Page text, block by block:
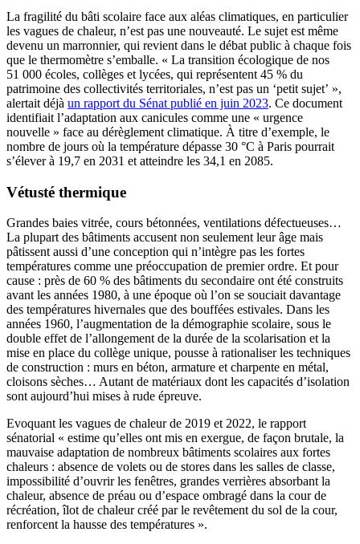
La fragilité du bâti scolaire face aux aléas climatiques, en particulier
les vagues de chaleur, n’est pas une nouveauté. Le sujet est même
devenu un marronnier, qui revient dans le débat public à chaque fois
que le thermomètre s’emballe. « La transition écologique de nos
51 000 écoles, collèges et lycées, qui représentent 45 % du
patrimoine des collectivités territoriales, n’est pas un ‘petit sujet’ »,
alertait déjà un rapport du Sénat publié en juin 2023. Ce document
identifiait l’adaptation aux canicules comme une « urgence
nouvelle » face au dérèglement climatique. À titre d’exemple, le
nombre de jours où la température dépasse 30 °C à Paris pourrait
s’élever à 19,7 en 2031 et atteindre les 34,1 en 2085.
Vétusté thermique
Grandes baies vitrée, cours bétonnées, ventilations défectueuses…
La plupart des bâtiments accusent non seulement leur âge mais
pâtissent aussi d’une conception qui n’intègre pas les fortes
températures comme une préoccupation de premier ordre. Et pour
cause : près de 60 % des bâtiments du secondaire ont été construits
avant les années 1980, à une époque où l’on se souciait davantage
des températures hivernales que des bouffées estivales. Dans les
années 1960, l’augmentation de la démographie scolaire, sous le
double effet de l’allongement de la durée de la scolarisation et la
mise en place du collège unique, pousse à rationaliser les techniques
de construction : murs en béton, armature et charpente en métal,
cloisons sèches… Autant de matériaux dont les capacités d’isolation
sont aujourd’hui mises à rude épreuve.
Evoquant les vagues de chaleur de 2019 et 2022, le rapport
sénatorial « estime qu’elles ont mis en exergue, de façon brutale, la
mauvaise adaptation de nombreux bâtiments scolaires aux fortes
chaleurs : absence de volets ou de stores dans les salles de classe,
impossibilité d’ouvrir les fenêtres, grandes verrières absorbant la
chaleur, absence de préau ou d’espace ombragé dans la cour de
récréation, îlot de chaleur créé par le revêtement du sol de la cour,
renforcent la hausse des températures ».